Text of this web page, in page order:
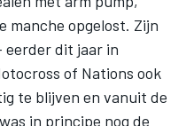
manche opgelost. Zijn
eerder dit jaar in
of Nations ook
te blijven en vanuit de
in principe nog de